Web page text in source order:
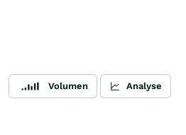
Volumen Analyse